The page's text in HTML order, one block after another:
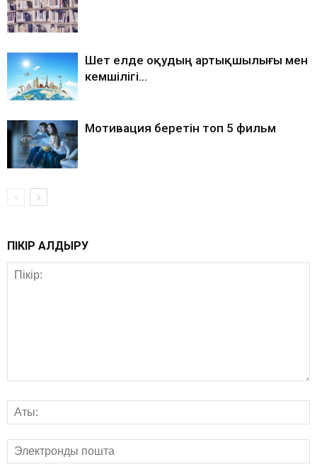
Шет елде оқудың артықшылығы мен
кемшілігі…
Мотивация беретін топ 5 фильм
ПІКІР ҚАЛДЫРУ